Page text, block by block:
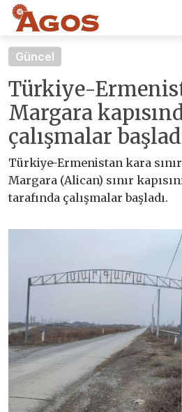
Güncel
Türkiye-
Margara
çalışmalar
Türkiye-Ermenistan kara
Margara (Alican) sınır
tarafında çalışmalar başladı.